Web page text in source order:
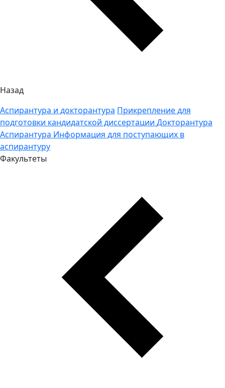
Назад
Аспирантура и докторантура Прикрепление для
подготовки кандидатской диссертации Докторантура
Аспирантура Информация для поступающих в
аспирантуру
Факультеты